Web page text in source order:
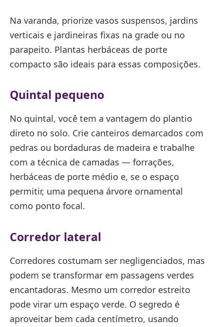
Na varanda, priorize vasos suspensos, jardins
verticais e jardineiras fixas na grade ou no
parapeito. Plantas herbáceas de porte
compacto são ideais para essas composições.
Quintal pequeno
No quintal, você tem a vantagem do plantio
direto no solo. Crie canteiros demarcados com
pedras ou bordaduras de madeira e trabalhe
com a técnica de camadas — forrações,
herbáceas de porte médio e, se o espaço
permitir, uma pequena árvore ornamental
como ponto focal.
Corredor lateral
Corredores costumam ser negligenciados, mas
podem se transformar em passagens verdes
encantadoras. Mesmo um corredor estreito
pode virar um espaço verde. O segredo é
aproveitar bem cada centímetro, usando